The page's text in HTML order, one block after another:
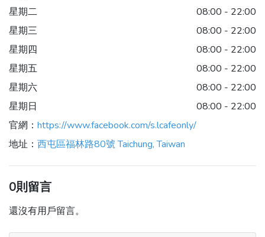
星期二
08:00 - 22:00
星期三
08:00 - 22:00
星期四
08:00 - 22:00
星期五
08:00 - 22:00
星期六
08:00 - 22:00
星期日
08:00 - 22:00
官網： https://www.facebook.com/s.lcafeonly/
地址： 西屯區福林路80號 Taichung, Taiwan
0則留言
還沒有用戶留言。